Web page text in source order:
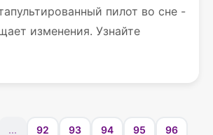
пилот во сне -
изменения. Узнайте
... 92 93 94 95 96